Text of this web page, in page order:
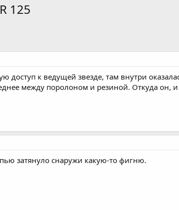
125
к ведущей звезде, там внутри
между поролоном и резиной. Откуда он,
затянуло снаружи какую-то фигню.